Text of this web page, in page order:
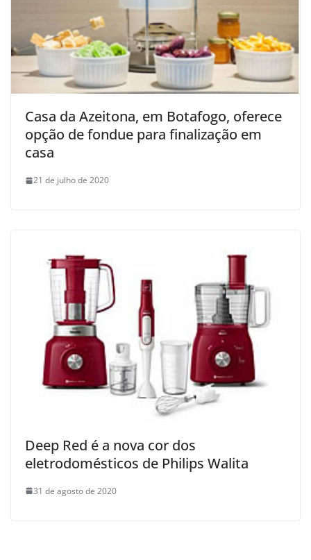
Casa da Azeitona, em Botafogo, oferece
opção de fondue para finalização em
casa
21 de julho de 2020
Deep Red é a nova cor dos
eletrodomésticos de Philips Walita
31 de agosto de 2020